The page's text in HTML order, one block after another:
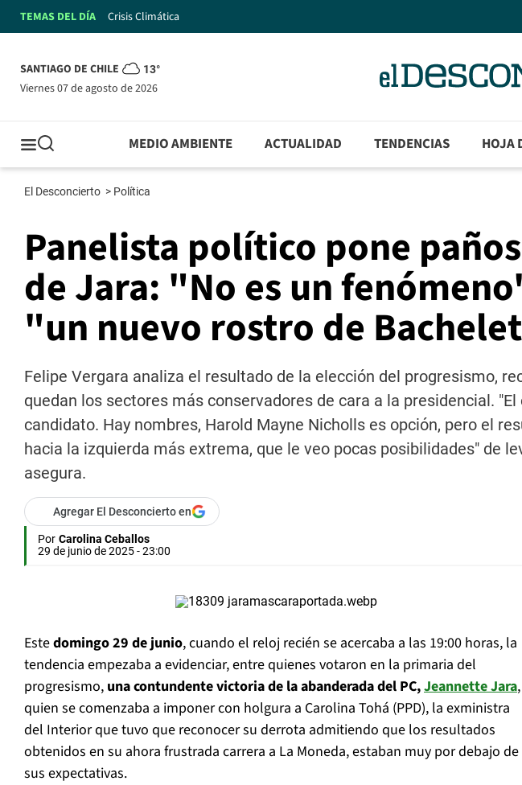
TEMAS DEL DÍA Crisis Climática
SANTIAGO DE CHILE 13°
viernes 07 de agosto de 2026
MEDIO AMBIENTE ACTUALIDAD TENDENCIAS HOJA
El Desconcierto > Política
Panelista político pone
de Jara: "No es un
"un nuevo rostro de
Felipe Vergara analiza el resultado de la elección del progresismo,
quedan los sectores más conservadores de cara a la presidencial.
candidato. Hay nombres, Harold Mayne Nicholls es opción, pero el
hacia la izquierda más extrema, que le veo pocas posibilidades" de
asegura.
Agregar El Desconcierto en
Por Carolina Ceballos
29 de junio de 2025 - 23:00
Estedomingo 29 de junio, cuando el reloj recién se acercaba a las 19:00 horas, la
tendencia empezaba a evidenciar, entre quienes votaron en la primaria del
progresismo, una contundente victoria de la abanderada del PC,Jeannette Jara,
quien se comenzaba a imponer con holgura a Carolina Tohá (PPD), la exministra
del Interior que tuvo que reconocer su derrota admitiendo que los resultados
obtenidos en su ahora frustrada carrera a La Moneda, estaban muy por debajo de
sus expectativas.